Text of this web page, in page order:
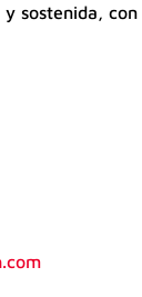
sostenida, con